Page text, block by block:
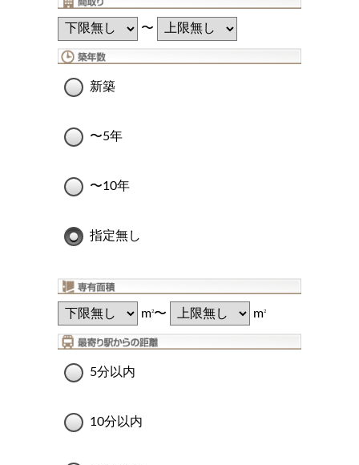
〜
新築
〜5年
〜10年
指定無し
m2〜 m2
5分以内
10分以内